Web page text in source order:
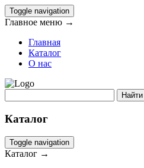
Toggle navigation
Главное меню →
Главная
Каталог
О нас
Каталог
Toggle navigation
Каталог →